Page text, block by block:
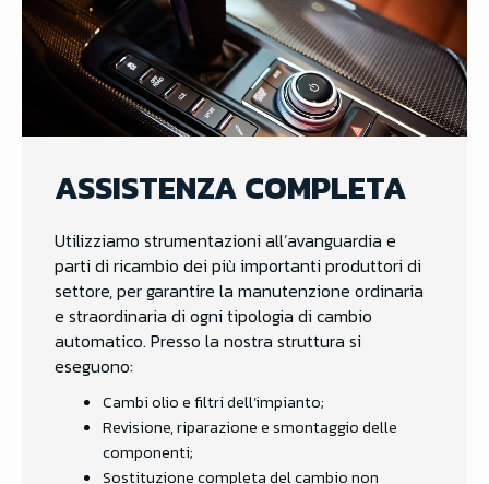
ASSISTENZA COMPLETA
Utilizziamo strumentazioni all’avanguardia e
parti di ricambio dei più importanti produttori di
settore, per garantire la manutenzione ordinaria
e straordinaria di ogni tipologia di cambio
automatico. Presso la nostra struttura si
eseguono:
Cambi olio e filtri dell’impianto;
Revisione, riparazione e smontaggio delle
componenti;
Sostituzione completa del cambio non